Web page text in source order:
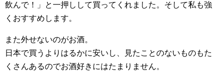
飲んで！」と一押しして買ってくれました。そして私も強
くおすすめします。
また外せないのがお酒。
日本で買うよりはるかに安いし、見たことのないものもた
くさんあるのでお酒好きにはたまりません。